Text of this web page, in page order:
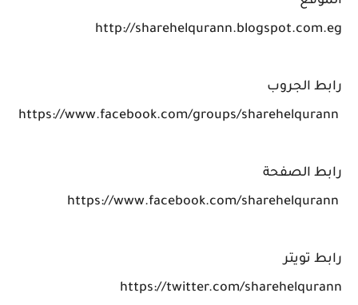
http://sharehelqurann.blogspot.com.eg
رابط الجروب
رابط الصفحة
رابط تويتر
https://twitter.com/sharehelqurann